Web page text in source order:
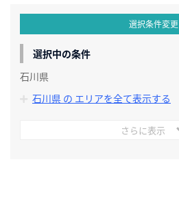
選択条件変更
選択中の条件
石川県
石川県 の エリアを全て表示する
さらに表示